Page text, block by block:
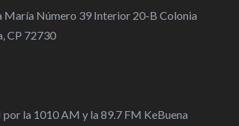
en
María Número 39 Interior 20-B Colonia
CP 72730
por la 1010 AM y la 89.7 FM KeBuena